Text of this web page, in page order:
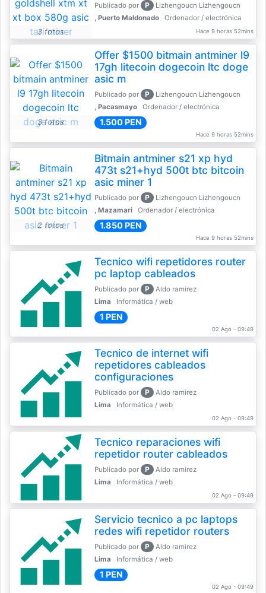
3 fotos
Publicado por P
Lizhengoucn Lizhengoucn
, Puerto Maldonado
Ordenador / electrónica
Hace 9 horas 52mins
3 fotos
Offer $1500 bitmain antminer l9
17gh litecoin dogecoin ltc doge
asic m
Publicado por P
Lizhengoucn Lizhengoucn
, Pacasmayo
Ordenador / electrónica
1.500 PEN
Hace 9 horas 52mins
2 fotos
Bitmain antminer s21 xp hyd
473t s21+hyd 500t btc bitcoin
asic miner 1
Publicado por P
Lizhengoucn Lizhengoucn
, Mazamari
Ordenador / electrónica
1.850 PEN
Hace 9 horas 52mins
Tecnico wifi repetidores router
pc laptop cableados
Publicado por P
Aldo ramirez
Lima
Informática / web
1 PEN
02 Ago - 09:49
Tecnico de internet wifi
repetidores cableados
configuraciones
Publicado por P
Aldo ramirez
Lima
Informática / web
02 Ago - 09:49
Tecnico reparaciones wifi
repetidor router cableados
Publicado por P
Aldo ramirez
Lima
Informática / web
02 Ago - 09:49
Servicio tecnico a pc laptops
redes wifi repetidor routers
Publicado por P
Aldo ramirez
Lima
Informática / web
1 PEN
02 Ago - 09:49